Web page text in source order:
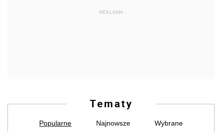
REKLAMA
Tematy
Popularne Najnowsze Wybrane